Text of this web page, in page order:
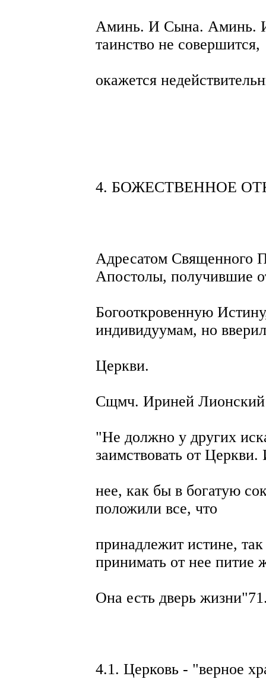
Аминь. И Сына. Аминь.
таинство не совершится,
окажется
4. БОЖЕСТВЕННОЕ
Адресатом Священного
Апостолы, получившие
Богооткровенную
индивидуумам, но
Церкви.
Сщмч. Ириней
"Не должно у других
заимствовать от Церкви.
нее, как бы в богатую
положили все, что
принадлежит истине,
принимать от нее питие
Она есть дверь
4.1. Церковь - "верное